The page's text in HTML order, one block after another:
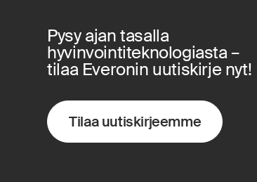
Pysy ajan tasalla
hyvinvointiteknologiasta –
tilaa Everonin uutiskirje nyt!
Tilaa uutiskirjeemme